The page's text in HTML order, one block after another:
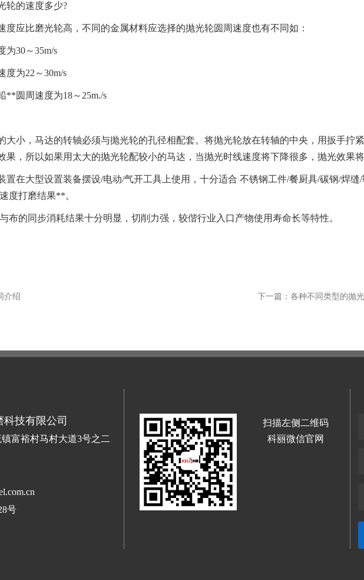
的速度多少?
应比磨光轮高，不同的金属材料应选择的抛光轮圆周速度也有不同如：
30～35m/s
为22～30m/s
圆周速度为18～25m./s
小，马达的转轴必须与抛光轮的孔径相配套。将抛光轮放在转轴的中央，用扳手拧
，所以如果用太大的抛光轮配较小的马达，当抛光时线速度将下降很多，抛光效果将
在大型设置装备摆设/电动/气开工具上使用，十分适合 不锈钢工件/餐厨具/碳钢/焊缝/
度打磨结果**。
的同步消耗结果十分明显，切削力强，较偕行业入口产物使用寿命长等特性。
介绍 下一篇：各种不同类型的抛
技有限公司
富裕村马村大道3号之二
号
扫描左侧二维码
科丽微信官网